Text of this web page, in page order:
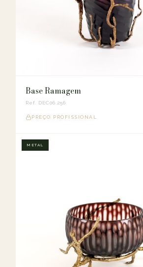
Base Ramagem
Ref. DEC06.256
PREÇO PROFISSIONAL
METAL